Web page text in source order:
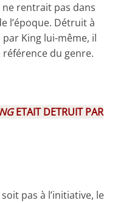
rentrait pas dans
l’époque. Détruit à
King lui-même, il
du genre.
ETAIT DETRUIT PAR
pas à l’initiative, le